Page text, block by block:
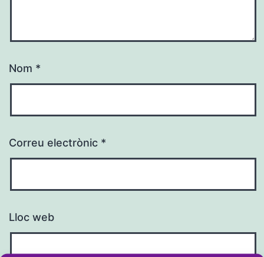
Nom *
Correu electrònic *
Lloc web